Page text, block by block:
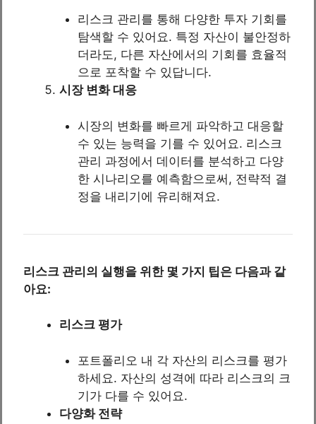
리스크 관리를 통해 다양한 투자 기회를
탐색할 수 있어요. 특정 자산이 불안정하
더라도, 다른 자산에서의 기회를 효율적
으로 포착할 수 있답니다.
시장 변화 대응
시장의 변화를 빠르게 파악하고 대응할
수 있는 능력을 기를 수 있어요. 리스크
관리 과정에서 데이터를 분석하고 다양
한 시나리오를 예측함으로써, 전략적 결
정을 내리기에 유리해져요.
리스크 관리의 실행을 위한 몇 가지 팁은 다음과 같
아요:
리스크 평가
포트폴리오 내 각 자산의 리스크를 평가
하세요. 자산의 성격에 따라 리스크의 크
기가 다를 수 있어요.
다양화 전략